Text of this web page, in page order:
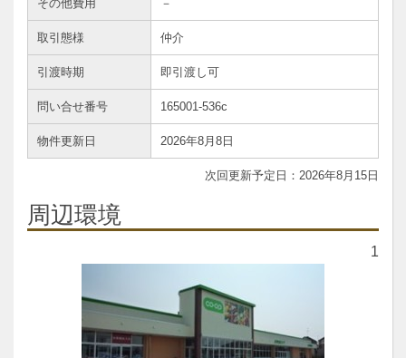
その他費用 －
取引態様 仲介
引渡時期 即引渡し可
問い合せ番号 165001-536c
物件更新日 2026年8月8日
2026年8月15日
周辺環境
1